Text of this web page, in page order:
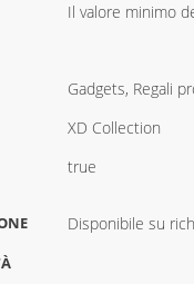
Il valore minimo
Gadgets, Regali
XD Collection
true
Disponibile su